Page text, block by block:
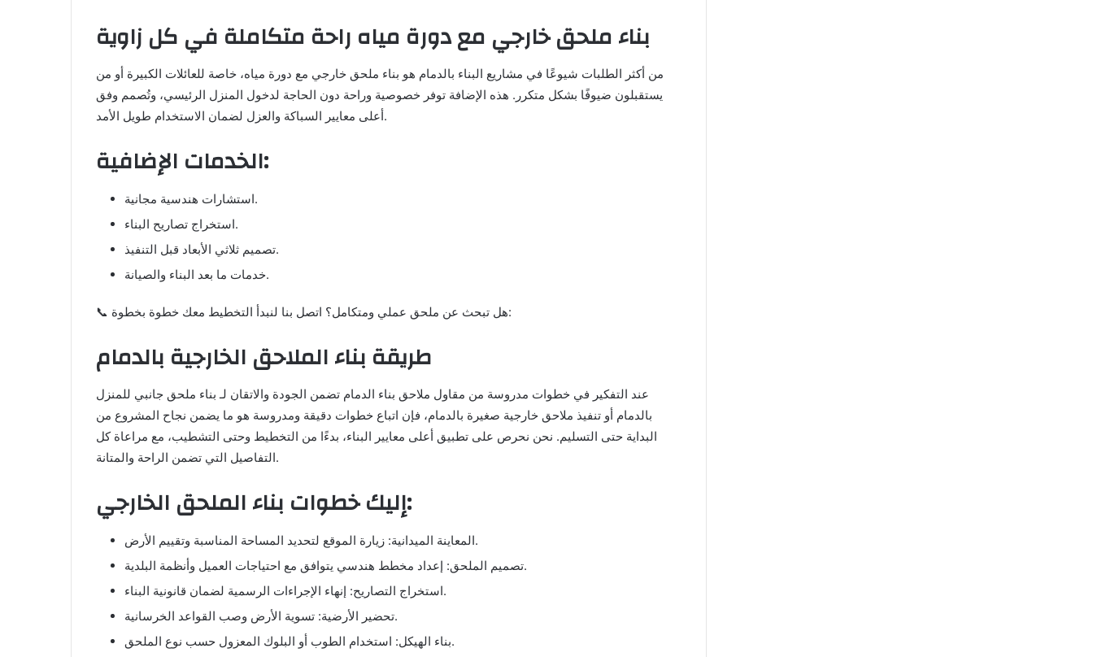
بناء ملحق خارجي مع دورة مياه راحة متكاملة في كل زاوية
من أكثر الطلبات شيوعًا في مشاريع البناء بالدمام هو بناء ملحق خارجي مع دورة مياه، خاصة للعائلات الكبيرة أو من
يستقبلون ضيوفًا بشكل متكرر. هذه الإضافة توفر خصوصية وراحة دون الحاجة لدخول المنزل الرئيسي، وتُصمم وفق
أعلى معايير السباكة والعزل لضمان الاستخدام طويل الأمد.
الخدمات الإضافية:
استشارات هندسية مجانية.
استخراج تصاريح البناء.
تصميم ثلاثي الأبعاد قبل التنفيذ.
خدمات ما بعد البناء والصيانة.
📞 هل تبحث عن ملحق عملي ومتكامل؟ اتصل بنا لنبدأ التخطيط معك خطوة بخطوة:
طريقة بناء الملاحق الخارجية بالدمام
عند التفكير في خطوات مدروسة من مقاول ملاحق بناء الدمام تضمن الجودة والاتقان لـ بناء ملحق جانبي للمنزل
بالدمام أو تنفيذ ملاحق خارجية صغيرة بالدمام، فإن اتباع خطوات دقيقة ومدروسة هو ما يضمن نجاح المشروع من
البداية حتى التسليم. نحن نحرص على تطبيق أعلى معايير البناء، بدءًا من التخطيط وحتى التشطيب، مع مراعاة كل
التفاصيل التي تضمن الراحة والمتانة.
إليك خطوات بناء الملحق الخارجي:
المعاينة الميدانية: زيارة الموقع لتحديد المساحة المناسبة وتقييم الأرض.
تصميم الملحق: إعداد مخطط هندسي يتوافق مع احتياجات العميل وأنظمة البلدية.
استخراج التصاريح: إنهاء الإجراءات الرسمية لضمان قانونية البناء.
تحضير الأرضية: تسوية الأرض وصب القواعد الخرسانية.
بناء الهيكل: استخدام الطوب أو البلوك المعزول حسب نوع الملحق.